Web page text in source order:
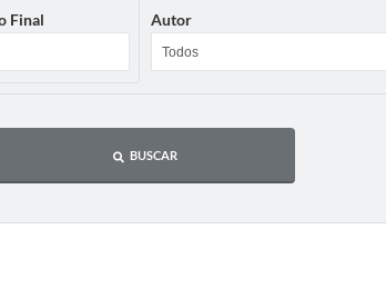
Final Autor
BUSCAR